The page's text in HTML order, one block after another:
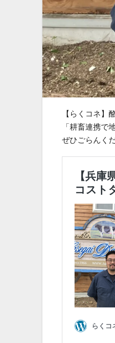
【らくコネ】
「耕畜連携で
ぜひごらんく